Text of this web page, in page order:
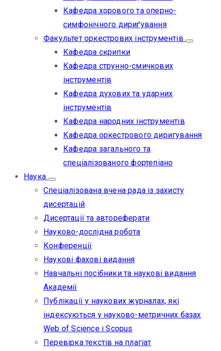
Кафедра хорового та оперно-
симфонічного дириґування
Факультет оркестрових інструментів
Кафедра скрипки
Кафедра струнно-смичкових
інструментів
Кафедра духових та ударних
інструментів
Кафедра народних інструментів
Кафедра оркестрового диригування
Кафедра загального та
спеціалізованого фортепіано
Наука
Спеціалізована вчена рада із захисту
дисертацій
Дисертації та автореферати
Науково-дослідна робота
Конференції
Наукові фахові видання
Навчальні посібники та наукові видання
Академії
Публікації у наукових журналах, які
індексуються у науково-метричних базах
Web of Science i Scopus
Перевірка текстів на плагіат